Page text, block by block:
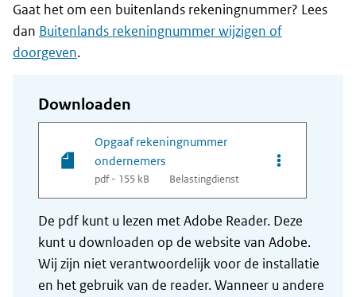
Gaat het om een buitenlands rekeningnummer? Lees
dan Buitenlands rekeningnummer wijzigen of
doorgeven.
Downloaden
Opgaaf rekeningnummer
ondernemers
pdf - 155 kB Belastingdienst
Opties van
De pdf kunt u lezen met Adobe Reader. Deze
kunt u downloaden op de website van Adobe.
Wij zijn niet verantwoordelijk voor de installatie
en het gebruik van de reader. Wanneer u andere